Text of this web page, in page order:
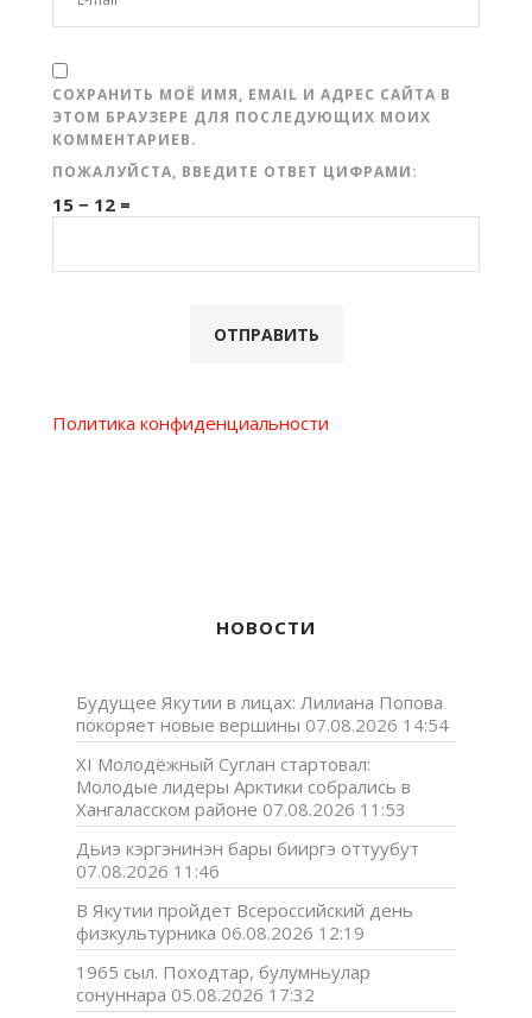
СОХРАНИТЬ МОЁ ИМЯ, EMAIL И АДРЕС САЙТА В
ЭТОМ БРАУЗЕРЕ ДЛЯ ПОСЛЕДУЮЩИХ МОИХ
КОММЕНТАРИЕВ.
ПОЖАЛУЙСТА, ВВЕДИТЕ ОТВЕТ ЦИФРАМИ:
15 − 12 =
Политика конфиденциальности
НОВОСТИ
Будущее Якутии в лицах: Лилиана Попова
покоряет новые вершины 07.08.2026 14:54
XI Молодёжный Суглан стартовал:
Молодые лидеры Арктики собрались в
Хангаласском районе 07.08.2026 11:53
Дьиэ кэргэнинэн бары бииргэ оттуубут
07.08.2026 11:46
В Якутии пройдет Всероссийский день
физкультурника 06.08.2026 12:19
1965 сыл. Походтар, булумньулар
сонуннара 05.08.2026 17:32